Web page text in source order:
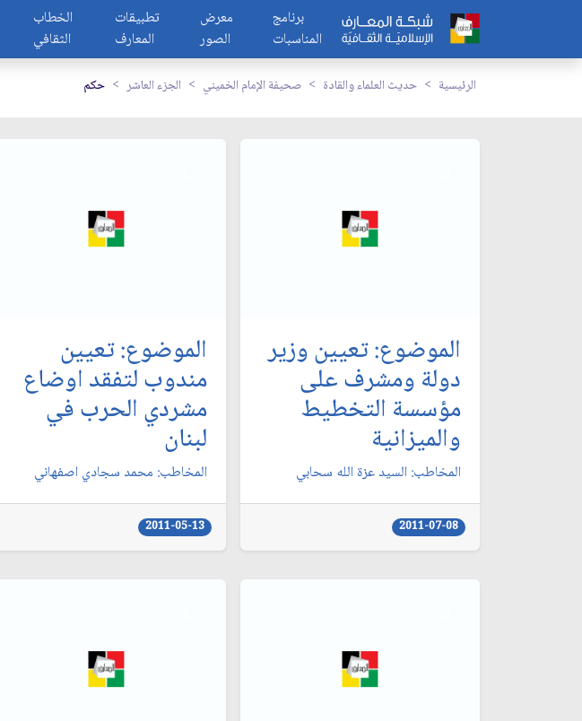
الخطاب
الثقافي
تطبيقات
المعارف
معرض
الصور
برنامج
المناسبات
الرئيسية حديث العلماء والقادة صحيفة الإمام الخميني الجزء العاشر حكم
الموضوع: تعيين وزير
دولة ومشرف على
مؤسسة التخطيط
والميزانية
المخاطب: السيد عزة الله سحابي‏
2011-07-08
الموضوع: تعيين
مندوب لتفقد اوضاع
مشردي الحرب في
لبنان‏
المخاطب: محمد سجادي اصفهاني‏
2011-05-13